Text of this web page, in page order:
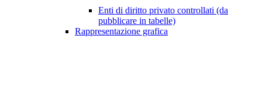
Enti di diritto privato controllati (da
pubblicare in tabelle)
Rappresentazione grafica